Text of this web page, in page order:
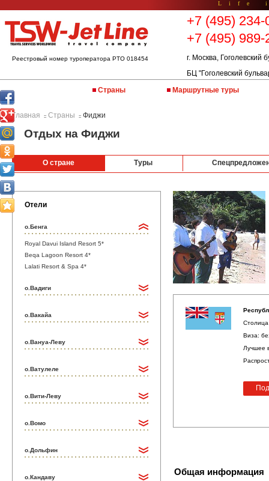
Life
Реестровый номер туроператора РТО 018454
+7 (495) 234-
+7 (495) 989-
г. Москва, Гоголевский
БЦ "Гоголевский
Страны
Маршрутные туры
Главная :: Страны :: Фиджи
Отдых на Фиджи
О стране Туры
Отели
о.Бенга
Royal Davui Island Resort 5*
Beqa Lagoon Resort 4*
Lalati Resort & Spa 4*
о.Вадиги
о.Вакайа
о.Вануа-Леву
о.Ватулеле
о.Вити-Леву
о.Вомо
о.Дольфин
о.Кандаву
Виза:
Лучшее
Общая информация